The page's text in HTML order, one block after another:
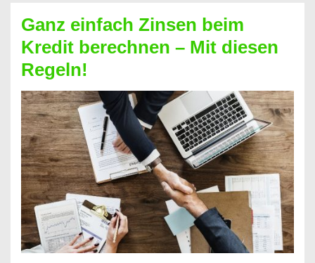
bekommen?
So
ist
es
möglich!
Ganz einfach Zinsen beim
Kredit berechnen – Mit diesen
Regeln!